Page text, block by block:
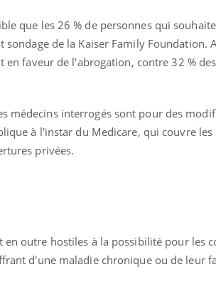
que les 26 % de personnes qui
de la Kaiser Family Foundation.
en faveur de l'abrogation, contre 32 %
médecins interrogés sont pour des
à l'instar du Medicare, qui couvre les
privées.
outre hostiles à la possibilité pour les
d'une maladie chronique ou de leur